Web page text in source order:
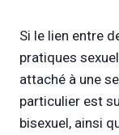
Si le lien entre
pratiques
attaché à une
particulier est
bisexuel, ainsi